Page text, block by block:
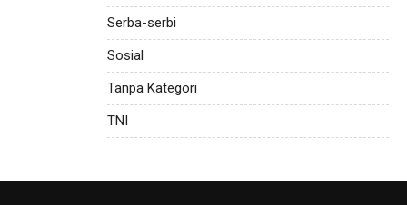
Serba-serbi
Sosial
Tanpa Kategori
TNI